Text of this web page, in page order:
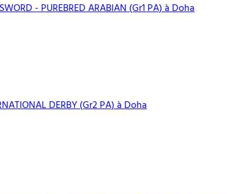
- PUREBRED ARABIAN (Gr1 PA) à Doha
DERBY (Gr2 PA) à Doha